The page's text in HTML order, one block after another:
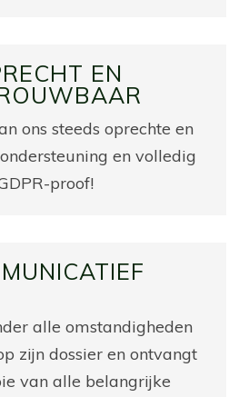
EN
ons steeds oprechte en
en volledig
proof!
alle omstandigheden
zijn dossier en ontvangt
van alle belangrijke